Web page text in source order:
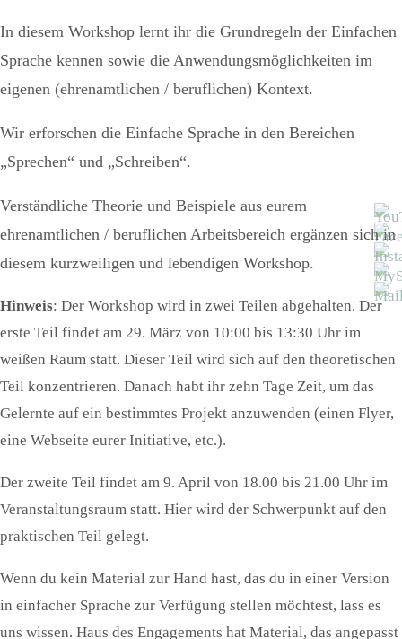
In diesem Workshop lernt ihr die Grundregeln der Einfachen
Sprache kennen sowie die Anwendungsmöglichkeiten im
eigenen (ehrenamtlichen / beruflichen) Kontext.
Wir erforschen die Einfache Sprache in den Bereichen
„Sprechen“ und „Schreiben“.
Verständliche Theorie und Beispiele aus eurem
ehrenamtlichen / beruflichen Arbeitsbereich ergänzen sich in
diesem kurzweiligen und lebendigen Workshop.
Hinweis: Der Workshop wird in zwei Teilen abgehalten. Der
erste Teil findet am 29. März von 10:00 bis 13:30 Uhr im
weißen Raum statt. Dieser Teil wird sich auf den theoretischen
Teil konzentrieren. Danach habt ihr zehn Tage Zeit, um das
Gelernte auf ein bestimmtes Projekt anzuwenden (einen Flyer,
eine Webseite eurer Initiative, etc.).
Der zweite Teil findet am 9. April von 18.00 bis 21.00 Uhr im
Veranstaltungsraum statt. Hier wird der Schwerpunkt auf den
praktischen Teil gelegt.
Wenn du kein Material zur Hand hast, das du in einer Version
in einfacher Sprache zur Verfügung stellen möchtest, lass es
uns wissen. Haus des Engagements hat Material, das angepasst